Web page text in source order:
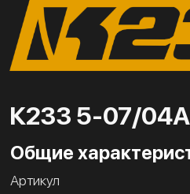
К233 5-07/
Общие
Артикул